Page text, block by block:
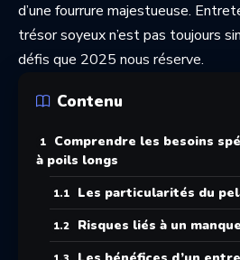
d’une fourrure majestueuse.
trésor soyeux n’est pas toujours
défis que 2025 nous réserve.
Contenu
Comprendre les besoins
à poils longs
Les particularités du
Risques liés à un